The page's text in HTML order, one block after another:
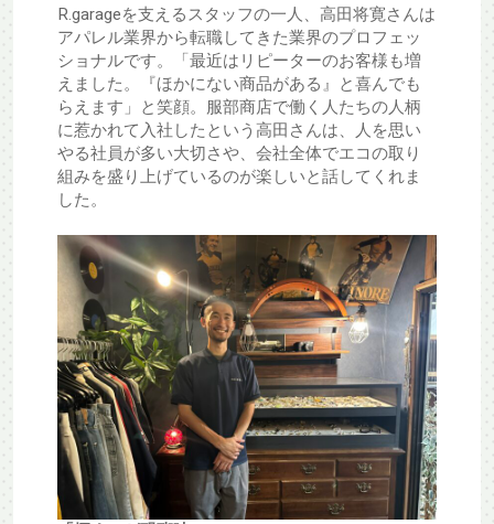
R.garageを支えるスタッフの一人、高田将寛さんは
アパレル業界から転職してきた業界のプロフェッ
ショナルです。「最近はリピーターのお客様も増
えました。『ほかにない商品がある』と喜んでも
らえます」と笑顔。服部商店で働く人たちの人柄
に惹かれて入社したという高田さんは、人を思い
やる社員が多い大切さや、会社全体でエコの取り
組みを盛り上げているのが楽しいと話してくれま
した。